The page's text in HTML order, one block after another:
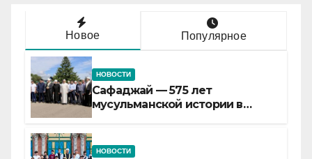
Новое Популярное
НОВОСТИ
Сафаджай — 575 лет
мусульманской истории в
НОВОСТИ